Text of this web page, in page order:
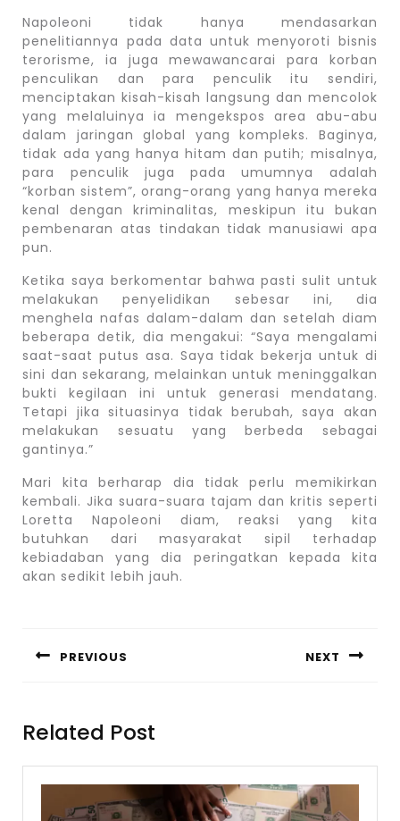
Napoleoni tidak hanya mendasarkan
penelitiannya pada data untuk menyoroti bisnis
terorisme, ia juga mewawancarai para korban
penculikan dan para penculik itu sendiri,
menciptakan kisah-kisah langsung dan mencolok
yang melaluinya ia mengekspos area abu-abu
dalam jaringan global yang kompleks. Baginya,
tidak ada yang hanya hitam dan putih; misalnya,
para penculik juga pada umumnya adalah
“korban sistem”, orang-orang yang hanya mereka
kenal dengan kriminalitas, meskipun itu bukan
pembenaran atas tindakan tidak manusiawi apa
pun.
Ketika saya berkomentar bahwa pasti sulit untuk
melakukan penyelidikan sebesar ini, dia
menghela nafas dalam-dalam dan setelah diam
beberapa detik, dia mengakui: “Saya mengalami
saat-saat putus asa. Saya tidak bekerja untuk di
sini dan sekarang, melainkan untuk meninggalkan
bukti kegilaan ini untuk generasi mendatang.
Tetapi jika situasinya tidak berubah, saya akan
melakukan sesuatu yang berbeda sebagai
gantinya.”
Mari kita berharap dia tidak perlu memikirkan
kembali. Jika suara-suara tajam dan kritis seperti
Loretta Napoleoni diam, reaksi yang kita
butuhkan dari masyarakat sipil terhadap
kebiadaban yang dia peringatkan kepada kita
akan sedikit lebih jauh.
PREVIOUS NEXT
Related Post